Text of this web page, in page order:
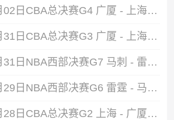
2026年06月02日CBA总决赛G4 广厦 - 上海 全场录像
2026年05月31日CBA总决赛G3 广厦 - 上海 全场录像
2026年05月31日NBA西部决赛G7 马刺 - 雷霆 全场录像
2026年05月29日NBA西部决赛G6 雷霆 - 马刺 全场录像
2026年05月28日CBA总决赛G2 上海 - 广厦 全场录像